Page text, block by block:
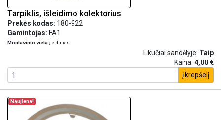
Tarpiklis, išleidimo kolektorius
Prekės kodas: 180-922
Gamintojas: FA1
Montavimo vieta įleidimas
Likučiai sandėlyje: Taip
Kaina: 4,00 €
į krepšelį
Naujiena!